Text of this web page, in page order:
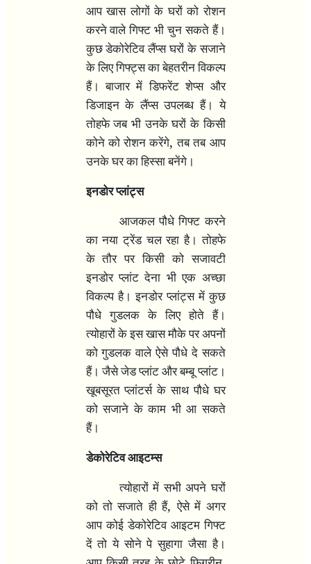
आप खास लोगों के घरों को रोशन
करने वाले गिफ्ट भी चुन सकते हैं।
कुछ डेकोरेटिव लैंप्स घरों के सजाने
के लिए गिफ्ट्स का बेहतरीन विकल्प
हैं। बाजार में डिफरेंट शेप्स और
डिजाइन के लैंप्स उपलब्ध हैं। ये
तोहफे जब भी उनके घरों के किसी
कोने को रोशन करेंगे,तब तब आप
उनके घर का हिस्सा बनेंगे।
इनडोर प्लांट्स
आजकल पौधे गिफ्ट करने
का नया ट्रेंड चल रहा है। तोहफे
के तौर पर किसी को सजावटी
इनडोर प्लांट देना भी एक अच्छा
विकल्प है। इनडोर प्लांट्स में कुछ
पौधे गुडलक के लिए होते हैं।
त्योहारों के इस खास मौके पर अपनों
को गुडलक वाले ऐसे पौधे दे सकते
हैं। जैसे जेड प्लांट और बम्बू प्लांट।
खूबसूरत प्लांटर्स के साथ पौधे घर
को सजाने के काम भी आ सकते
हैं।
डेकोरेटिव आइटम्स
त्योहारों में सभी अपने घरों
को तो सजाते ही हैं,ऐसे में अगर
आप कोई डेकोरेटिव आइटम गिफ्ट
दें तो ये सोने पे सुहागा जैसा है।